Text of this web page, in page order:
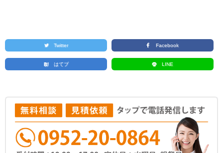
Twitter Facebook
はてブ LINE